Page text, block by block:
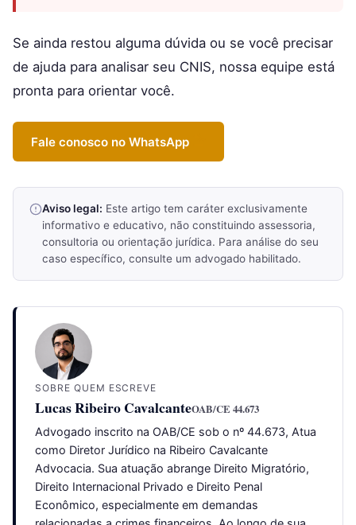
Se ainda restou alguma dúvida ou se você precisar
de ajuda para analisar seu CNIS, nossa equipe está
pronta para orientar você.
Fale conosco no WhatsApp
Aviso legal: Este artigo tem caráter exclusivamente
informativo e educativo, não constituindo assessoria,
consultoria ou orientação jurídica. Para análise do seu
caso específico, consulte um advogado habilitado.
SOBRE QUEM ESCREVE
Lucas Ribeiro CavalcanteOAB/CE 44.673
Advogado inscrito na OAB/CE sob o nº 44.673, Atua
como Diretor Jurídico na Ribeiro Cavalcante
Advocacia. Sua atuação abrange Direito Migratório,
Direito Internacional Privado e Direito Penal
Econômico, especialmente em demandas